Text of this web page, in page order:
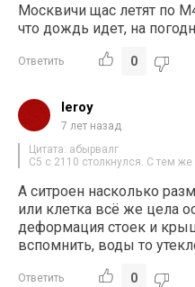
Москвичи щас летят по
что дождь идет, на
Ответить 0
leroy
7 лет назад
Цитата: абырвалг
С5 с 2110 столкнулся. С тем же
А ситроен насколько
или клетка всё же цела
деформация стоек и
вспомнить, воды то
Ответить 0